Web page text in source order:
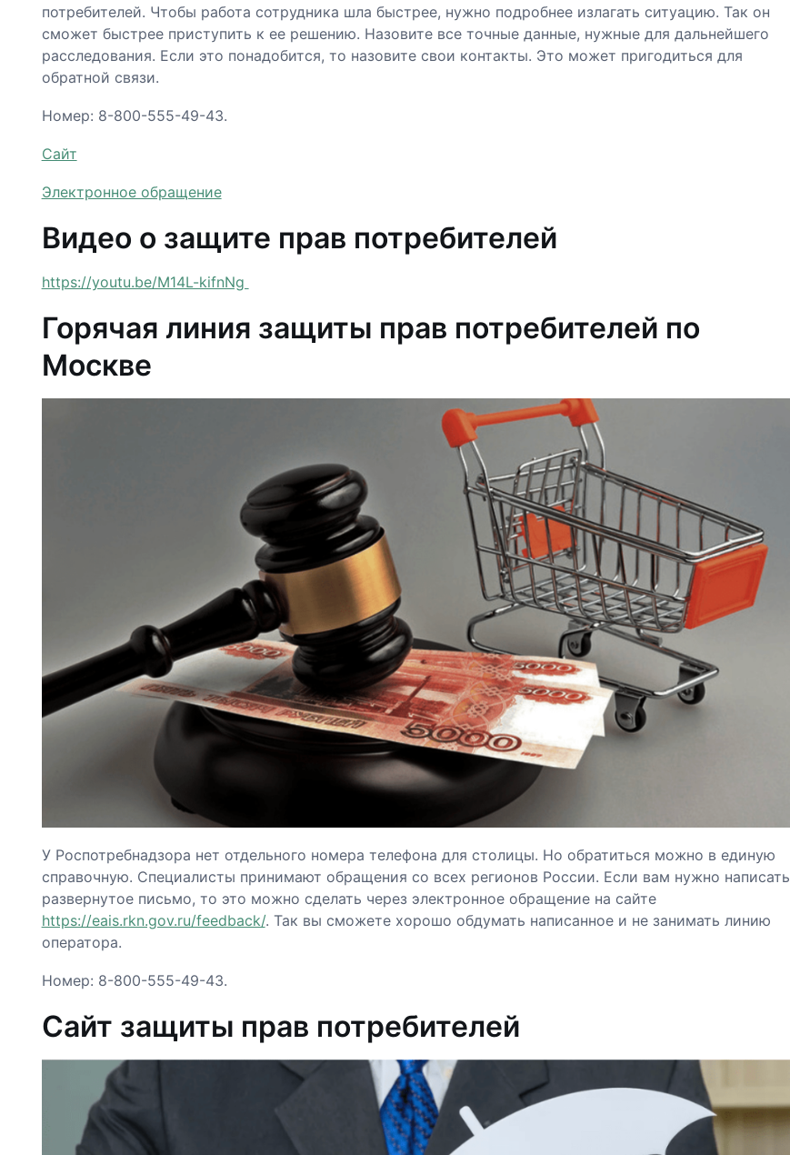
потребителей. Чтобы работа сотрудника шла быстрее, нужно подробнее излагать ситуацию. Так он
сможет быстрее приступить к ее решению. Назовите все точные данные, нужные для дальнейшего
расследования. Если это понадобится, то назовите свои контакты. Это может пригодиться для
обратной связи.
Номер: 8-800-555-49-43.
Сайт
Электронное обращение
Видео о защите прав потребителей
https://youtu.be/M14L-kifnNg
Горячая линия защиты прав потребителей по
Москве
У Роспотребнадзора нет отдельного номера телефона для столицы. Но обратиться можно в единую
справочную. Специалисты принимают обращения со всех регионов России. Если вам нужно написать
развернутое письмо, то это можно сделать через электронное обращение на сайте
https://eais.rkn.gov.ru/feedback/. Так вы сможете хорошо обдумать написанное и не занимать линию
оператора.
Номер: 8-800-555-49-43.
Сайт защиты прав потребителей